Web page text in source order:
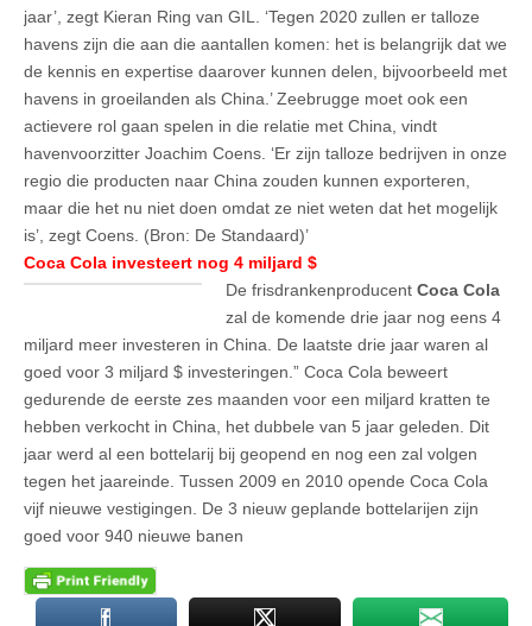
jaar’, zegt Kieran Ring van GIL. ‘Tegen 2020 zullen er talloze
havens zijn die aan die aantallen komen: het is belangrijk dat we
de kennis en expertise daarover kunnen delen, bijvoorbeeld met
havens in groeilanden als China.’ Zeebrugge moet ook een
actievere rol gaan spelen in die relatie met China, vindt
havenvoorzitter Joachim Coens. ‘Er zijn talloze bedrijven in onze
regio die producten naar China zouden kunnen exporteren,
maar die het nu niet doen omdat ze niet weten dat het mogelijk
is’, zegt Coens. (Bron: De Standaard)’
Coca Cola investeert nog 4 miljard $
De frisdrankenproducent Coca Cola
zal de komende drie jaar nog eens 4
miljard meer investeren in China. De laatste drie jaar waren al
goed voor 3 miljard $ investeringen.” Coca Cola beweert
gedurende de eerste zes maanden voor een miljard kratten te
hebben verkocht in China, het dubbele van 5 jaar geleden. Dit
jaar werd al een bottelarij bij geopend en nog een zal volgen
tegen het jaareinde. Tussen 2009 en 2010 opende Coca Cola
vijf nieuwe vestigingen. De 3 nieuw geplande bottelarijen zijn
goed voor 940 nieuwe banen